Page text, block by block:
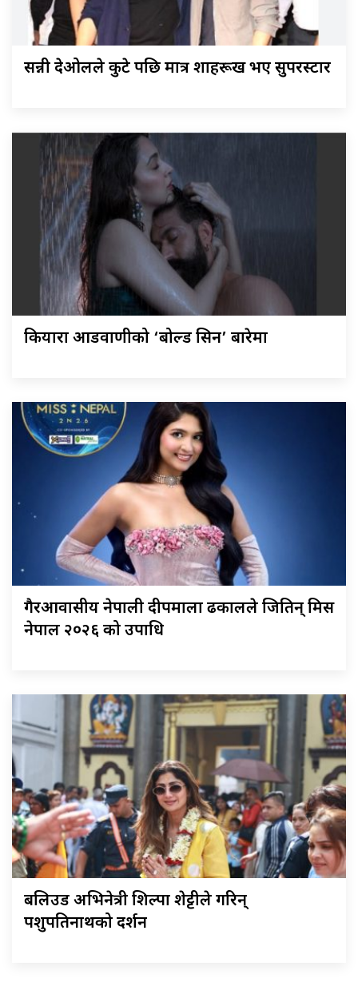
सन्नी देओलले कुटे पछि मात्र शाहरूख भए सुपरस्टार
कियारा आडवाणीको ‘बोल्ड सिन’ बारेमा
गैरआवासीय नेपाली दीपमाला ढकालले जितिन् मिस
नेपाल २०२६ को उपाधि
बलिउड अभिनेत्री शिल्पा शेट्टीले गरिन्
पशुपतिनाथको दर्शन